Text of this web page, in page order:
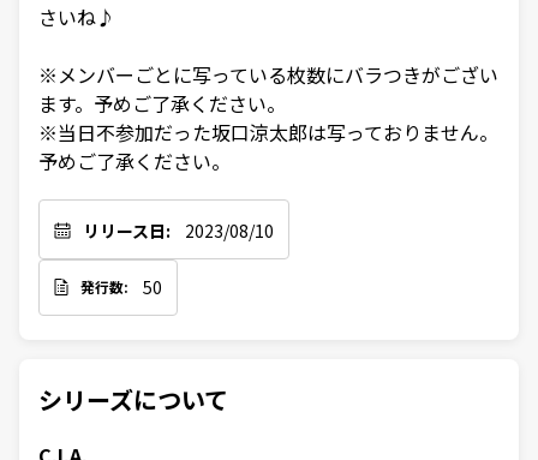
さいね♪
※メンバーごとに写っている枚数にバラつきがござい
ます。予めご了承ください。
※当日不参加だった坂口涼太郎は写っておりません。
予めご了承ください。
リリース日: 2023/08/10
発行数: 50
シリーズについて